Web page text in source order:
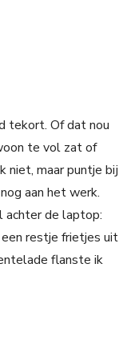
tekort. Of dat nou
te vol zat of
niet, maar puntje bij
aan het werk.
achter de laptop:
restje frietjes uit
flanste ik